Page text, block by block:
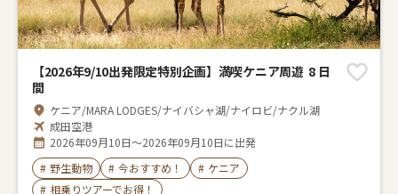
【2026年9/10出発限定特別企画】満喫ケニア周遊 8 日
間
ケニア/MARA LODGES/ナイバシャ湖/ナイロビ/ナクル湖
成田空港
2026年09月10日～2026年09月10日に出発
# 野生動物 # 今おすすめ！ # ケニア
# 相乗りツアーでお得！